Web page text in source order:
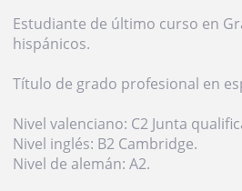
Estudiante de último curso en
hispánicos.
Título de grado profesional en
Nivel valenciano: C2 Junta
Nivel inglés: B2 Cambridge.
Nivel de alemán: A2.